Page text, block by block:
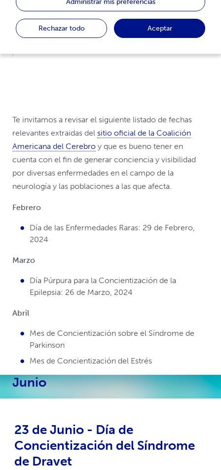
Te invitamos a revisar el siguiente listado de fechas
relevantes extraidas del sitio oficial de la Coalición
Americana del Cerebro y que es bueno tener en
cuenta con el fin de generar conciencia y visibilidad
por diversas enfermedades en el campo de la
neurología y las poblaciones a las que afecta.
Febrero
Día de las Enfermedades Raras: 29 de Febrero,
2024
Marzo
Día Púrpura para la Concientización de la
Epilepsia: 26 de Marzo, 2024
Abril
Mes de Concientización sobre el Síndrome de
Parkinson
Mes de Concientización del Estrés
Junio
23 de Junio - Día de
Concientización del Síndrome
de Dravet
Junio
OctubreRechazar todo Aceptar